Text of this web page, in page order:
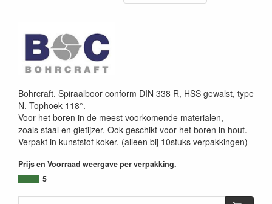
Bohrcraft. Spiraalboor conform DIN 338 R, HSS gewalst, type
N. Tophoek 118°.
Voor het boren in de meest voorkomende materialen,
zoals staal en gietijzer. Ook geschikt voor het boren in hout.
Verpakt in kunststof koker. (alleen bij 10stuks verpakkingen)
Prijs en Voorraad weergave per verpakking.
5